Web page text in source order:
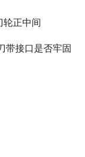
轮正中间
带接口是否牢固